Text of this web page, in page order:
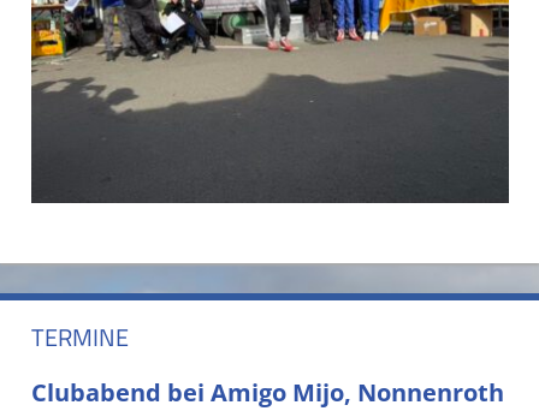
TERMINE
Clubabend bei Amigo Mijo, Nonnenroth